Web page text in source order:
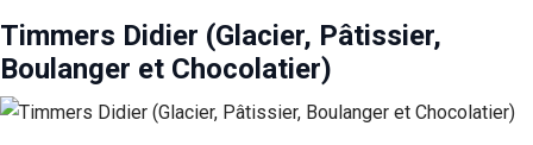
Timmers Didier (Glacier, Pâtissier,
Boulanger et Chocolatier)